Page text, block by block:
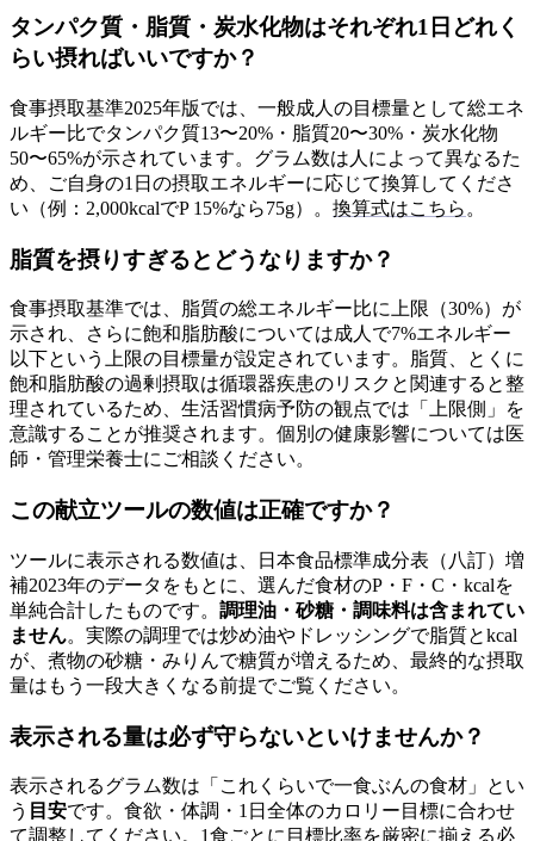
タンパク質・脂質・炭水化物はそれぞれ1日どれく
らい摂ればいいですか？
食事摂取基準2025年版では、一般成人の目標量として総エネ
ルギー比でタンパク質13〜20%・脂質20〜30%・炭水化物
50〜65%が示されています。グラム数は人によって異なるた
め、ご自身の1日の摂取エネルギーに応じて換算してくださ
い（例：2,000kcalでP 15%なら75g）。 換算式はこちら 。
脂質を摂りすぎるとどうなりますか？
食事摂取基準では、脂質の総エネルギー比に上限（30%）が
示され、さらに飽和脂肪酸については成人で7%エネルギー
以下という上限の目標量が設定されています。脂質、とくに
飽和脂肪酸の過剰摂取は循環器疾患のリスクと関連すると整
理されているため、生活習慣病予防の観点では「上限側」を
意識することが推奨されます。個別の健康影響については医
師・管理栄養士にご相談ください。
この献立ツールの数値は正確ですか？
ツールに表示される数値は、日本食品標準成分表（八訂）増
補2023年のデータをもとに、選んだ食材のP・F・C・kcalを
単純合計したものです。 調理油・砂糖・調味料は含まれてい
ません。実際の調理では炒め油やドレッシングで脂質とkcal
が、煮物の砂糖・みりんで糖質が増えるため、最終的な摂取
量はもう一段大きくなる前提でご覧ください。
表示される量は必ず守らないといけませんか？
表示されるグラム数は「これくらいで一食ぶんの食材」とい
う 目安です。食欲・体調・1日全体のカロリー目標に合わせ
て調整してください。1食ごとに目標比率を厳密に揃える必